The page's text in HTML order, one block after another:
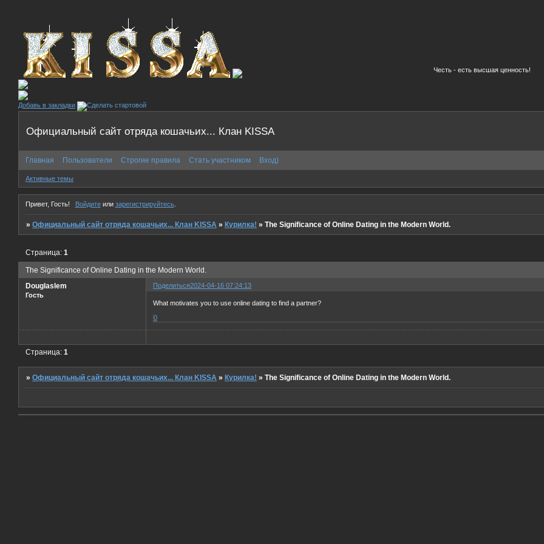
Честь - есть высшая ценность!
Добавь в закладки
Официальный сайт отряда кошачьих... Клан KISSA
Главная Пользователи Строгие правила Стать участником Вход)
Активные темы
Привет, Гость! Войдитеили зарегистрируйтесь.
»Официальный сайт отряда кошачьих... Клан KISSA »Курилка! »The Significance of Online Dating in the Modern World.
The Significance of Online Dating in the Modern World.
Страница:1
Поделиться2024-04-16 07:24:13
Douglaslem
Гость
What motivates you to use online dating to find a partner?
0
Страница:1
»Официальный сайт отряда кошачьих... Клан KISSA »Курилка! »The Significance of Online Dating in the Modern World.